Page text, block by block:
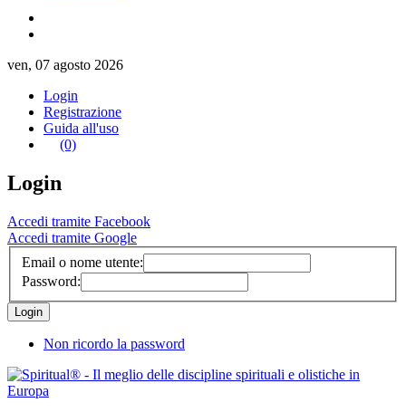
ven, 07 agosto 2026
Login
Registrazione
Guida all'uso
(0)
Login
Accedi tramite Facebook
Accedi tramite Google
Email o nome utente:
Password:
Non ricordo la password